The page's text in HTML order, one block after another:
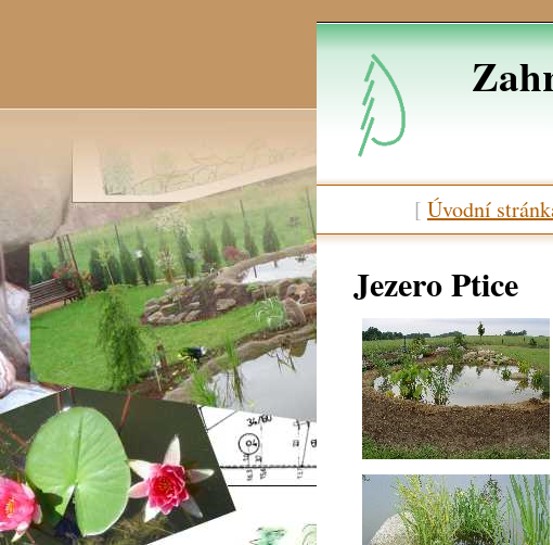
[ Úvodní
Jezero Ptice